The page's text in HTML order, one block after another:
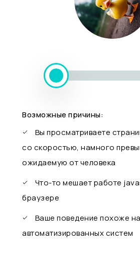
Возможные причины:
Вы просматриваете
со скоростью, намного
ожидаемую от человека
Что-то мешает работе
браузере
Ваше поведение похоже
автоматизированных систем